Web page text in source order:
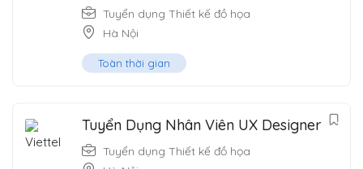
Tuyển dụng Thiết kế đồ họa
Hà Nội
Toàn thời gian
Tuyển Dụng Nhân Viên UX Designer
Tuyển dụng Thiết kế đồ họa